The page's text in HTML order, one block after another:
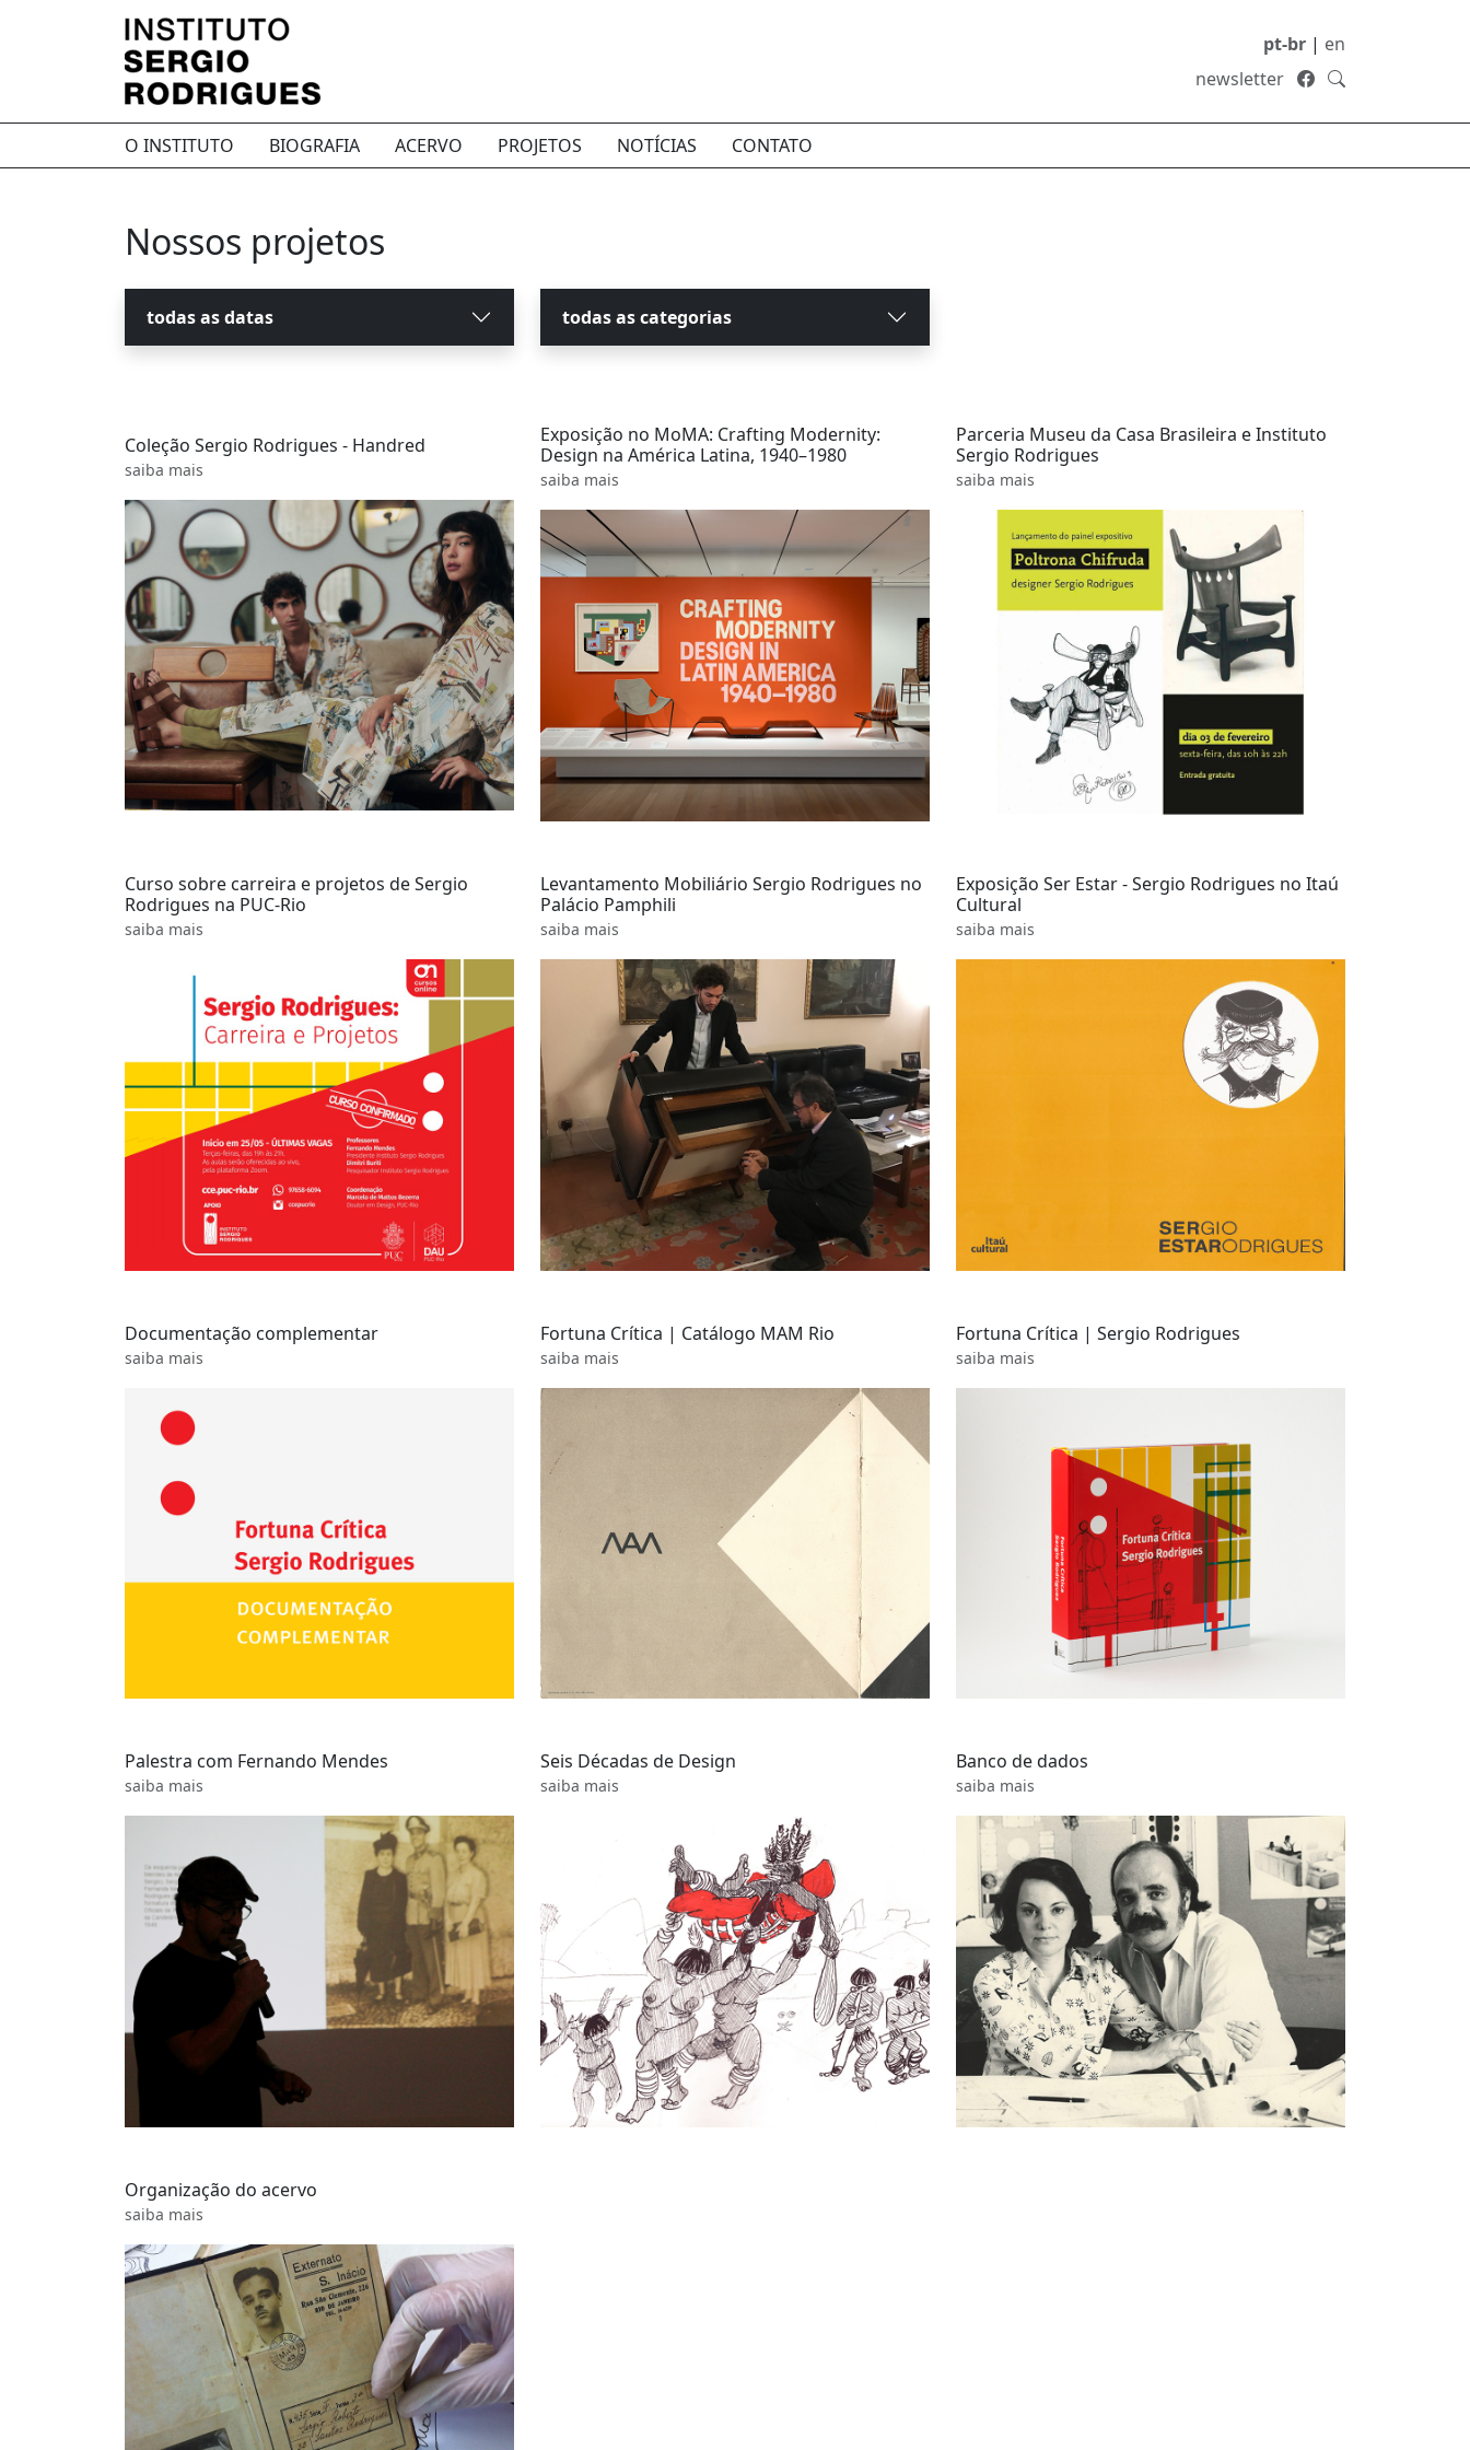
pt-br | en
newsletter
O INSTITUTO BIOGRAFIA ACERVO PROJETOS NOTÍCIAS CONTATO
Nossos projetos
todas as datas todas as categorias
Coleção Sergio Rodrigues - Handred
saiba mais
Exposição no MoMA: Crafting Modernity:
Design na América Latina, 1940–1980
saiba mais
Parceria Museu da Casa Brasileira e Instituto
Sergio Rodrigues
saiba mais
Curso sobre carreira e projetos de Sergio
Rodrigues na PUC-Rio
saiba mais
Levantamento Mobiliário Sergio Rodrigues no
Palácio Pamphili
saiba mais
Exposição Ser Estar - Sergio Rodrigues no Itaú
Cultural
saiba mais
Documentação complementar
saiba mais
Fortuna Crítica | Catálogo MAM Rio
saiba mais
Fortuna Crítica | Sergio Rodrigues
saiba mais
Palestra com Fernando Mendes
saiba mais
Seis Décadas de Design
saiba mais
Banco de dados
saiba mais
Organização do acervo
saiba mais